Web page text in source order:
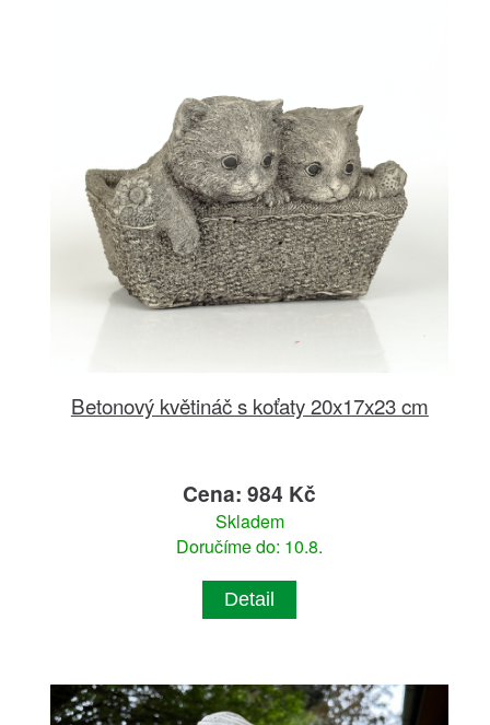
Betonový květináč s koťaty 20x17x23 cm
Cena: 984 Kč
Skladem
Doručíme do: 10.8.
Detail